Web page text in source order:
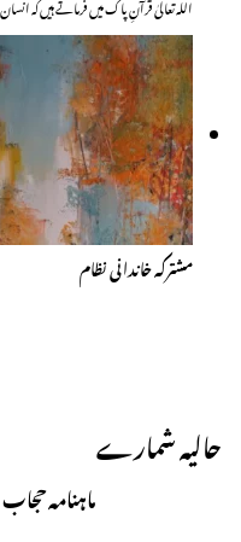
مشترکہ خاندانی نظام
حالیہ شمارے
ماہنامہ حجاب